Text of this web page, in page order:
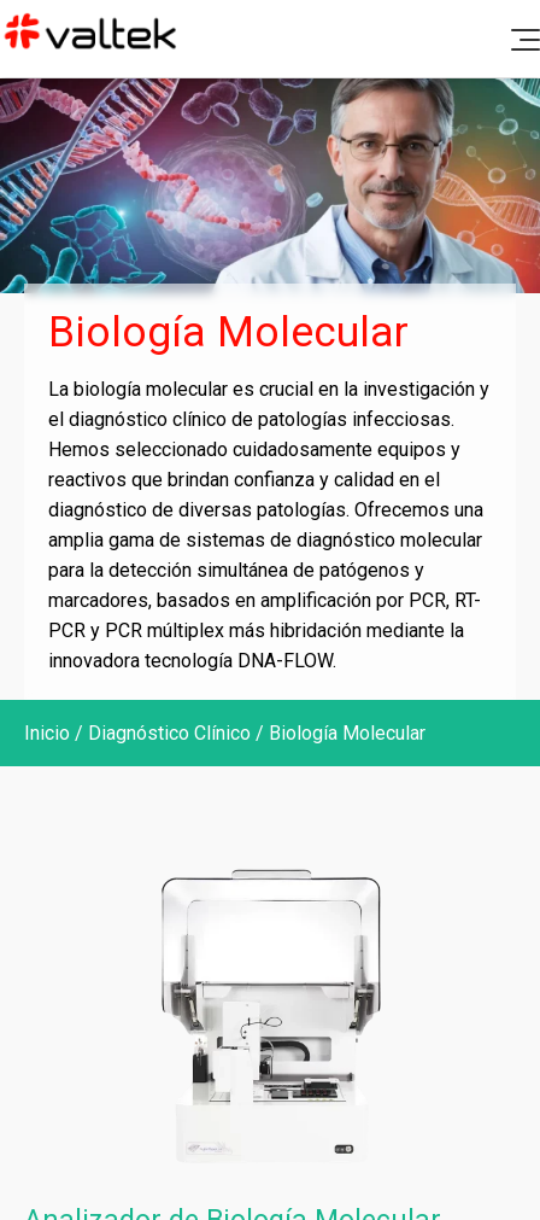
Productos
Diagnóstico Clínico
Química Clínica
Hematología
Microbiología
Aseguramiento de calidad
Biología Molecular
Coagulación
Gases y Electrolitos
Informática médica
Inmunoensayo
Diagnóstico por Imagen
Resonancia Magnética
Soporte Post Venta
Blog
Documentación
Fichas de seguridad e insertos
Certificados de calidad
Controles y calibradores
Política de Rechazos y Devoluciones
Nosotros
Canal de denuncias
Contacto
Ir a Portal Valtek
Biología Molecular
La biología molecular es crucial en la investigación y
el diagnóstico clínico de patologías infecciosas.
Hemos seleccionado cuidadosamente equipos y
reactivos que brindan confianza y calidad en el
diagnóstico de diversas patologías. Ofrecemos una
amplia gama de sistemas de diagnóstico molecular
para la detección simultánea de patógenos y
marcadores, basados en amplificación por PCR, RT-
PCR y PCR múltiplex más hibridación mediante la
innovadora tecnología DNA-FLOW.
Inicio / Diagnóstico Clínico / Biología Molecular